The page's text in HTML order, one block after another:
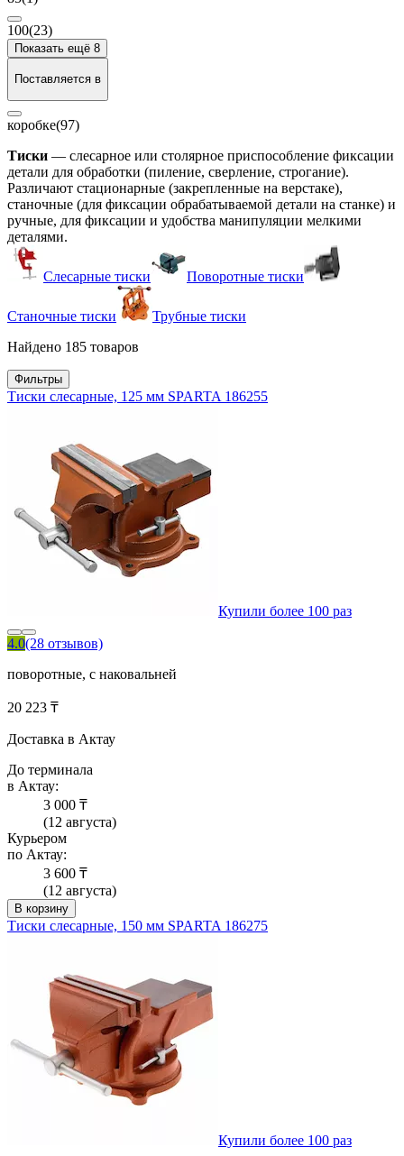
100(23)
Показать ещё 8
Поставляется в
коробке(97)
Тиски — слесарное или столярное приспособление фиксации
детали для обработки (пиление, сверление, строгание).
Различают стационарные (закрепленные на верстаке),
станочные (для фиксации обрабатываемой детали на станке) и
ручные, для фиксации и удобства манипуляции мелкими
деталями.
Слесарные тиски Поворотные тиски
Станочные тиски
Трубные тиски
Найдено 185 товаров
Фильтры
Тиски слесарные, 125 мм SPARTA 186255
Купили более 100 раз
4.0(28 отзывов)
поворотные, с наковальней
20 223 ₸
Доставка в Актау
До терминала
в Актау:
3 000 ₸
(12 августа)
Курьером
по Актау:
3 600 ₸
(12 августа)
В корзину
Тиски слесарные, 150 мм SPARTA 186275
Купили более 100 раз